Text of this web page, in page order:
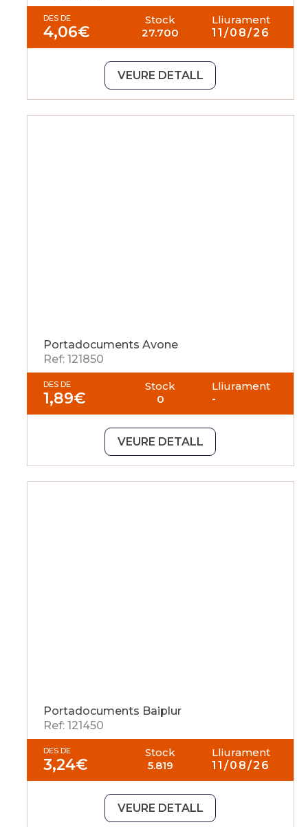
DES DE
4,06€
Stock
27.700
Lliurament
11/08/26
VEURE DETALL
Portadocuments Avone
Ref: 121850
DES DE
1,89€
Stock
0
Lliurament
-
VEURE DETALL
Portadocuments Baiplur
Ref: 121450
DES DE
3,24€
Stock
5.819
Lliurament
11/08/26
VEURE DETALL